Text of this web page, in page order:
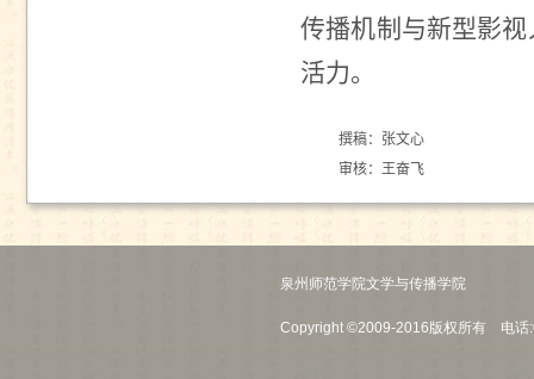
传播机制与新型影
活力。
撰稿：张文心
审核：王奋飞
泉州师范学院文学与传播学院
Copyright ©2009-2016版权所有 电话